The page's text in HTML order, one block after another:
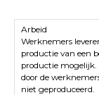
Arbeid
Werknemers
productie van een
productie
door de
niet geproduceerd.